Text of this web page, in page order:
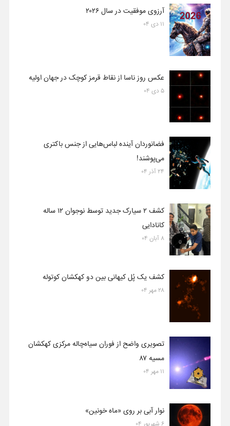
آرزوی موفقیت در سال ۲۰۲۶
۱۱ دی ۰۴
عکس روز ناسا از نقاط قرمز کوچک در جهان اولیه
۵ دی ۰۴
فضانوردان آینده لباس‌هایی از جنس باکتری
می‌پوشند!
۲۴ آذر ۰۴
کشف ۲ سیارک جدید توسط نوجوان ۱۲ ساله
کانادایی
۸ آبان ۰۴
کشف یک پُل کیهانی بین دو کهکشان کوتوله
۲۸ مهر ۰۴
تصویری واضح از فوران سیاه‌چاله مرکزی کهکشان
مسیه ۸۷
۱۱ مهر ۰۴
نوار آبی بر روی «ماه خونین»
۶ شهریور ۰۴